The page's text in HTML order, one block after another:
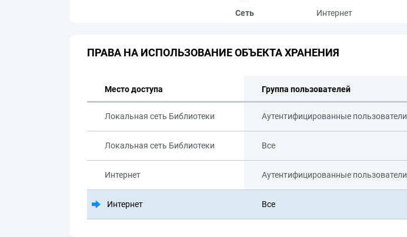
Сеть
Интернет
ПРАВА НА ИСПОЛЬЗОВАНИЕ ОБЪЕКТА ХРАНЕНИЯ
Место доступа Группа пользователей
Локальная сеть Библиотеки Аутентифицированные пользователи
Локальная сеть Библиотеки Все
Интернет Аутентифицированные пользователи
Интернет Все